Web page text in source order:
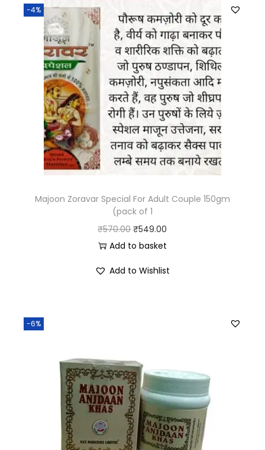
-4%
Majoon Zoravar Special For Adult Couple 150gm
(pack of 1
₹570.00 ₹549.00
Add to basket
Add to Wishlist
-6%